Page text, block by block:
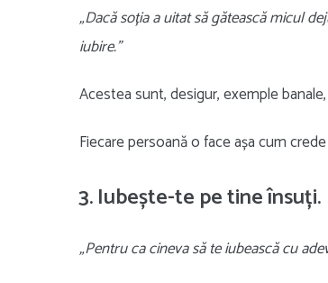
„Dacă soția a uitat să gătească micul
iubire.”
Acestea sunt, desigur, exemple
Fiecare persoană o face așa cum
3. Iubește-te pe tine însuți.
„Pentru ca cineva să te iubească cu